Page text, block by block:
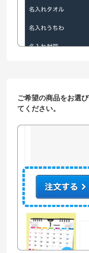
ご希望の商品をお選
てください。